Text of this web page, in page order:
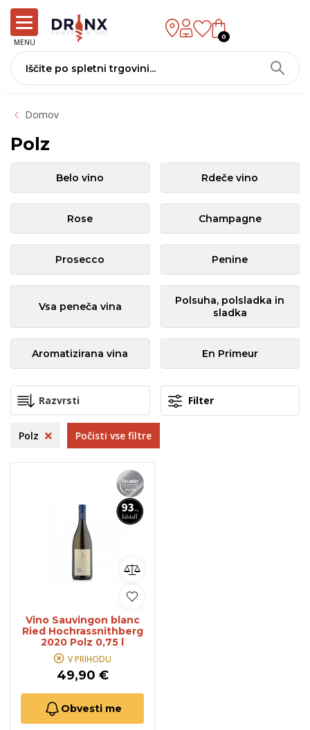
MENU
0
Domov
Polz
Belo vino Rdeče vino
Rose Champagne
Prosecco Penine
Vsa peneča vina
Polsuha, polsladka in
sladka
Aromatizirana vina En Primeur
Filter
Polz Počisti vse filtre
Vino Sauvingon blanc
Ried Hochrassnithberg
2020 Polz 0,75 l
V PRIHODU
49,90 €
Obvesti me